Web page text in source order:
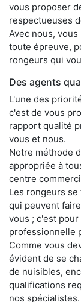
vous proposer
respectueuses
Avec nous,
toute épreuve,
rongeurs qui
Des agents
L'une des
c'est de vous
rapport qualité
vous et nous.
Notre méthode
appropriée à
centre
Les rongeurs
qui peuvent
vous ; c'est
professionnelle
Comme vous
évident de se
de nuisibles,
qualifications
nos spécialistes.